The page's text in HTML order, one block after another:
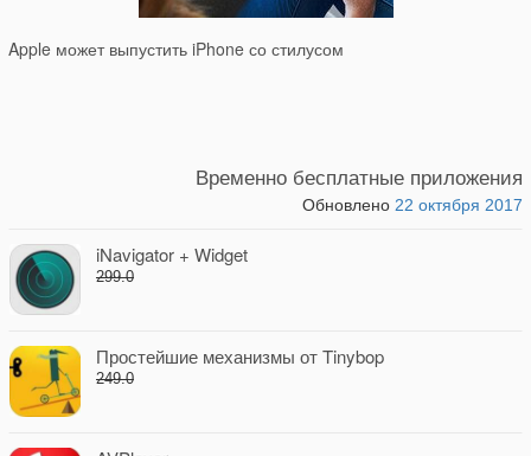
Apple может выпустить iPhone со стилусом
Временно бесплатные приложения
Обновлено 22 октября 2017
iNavigator + Widget
299.0
Простейшие механизмы от Tinybop
249.0